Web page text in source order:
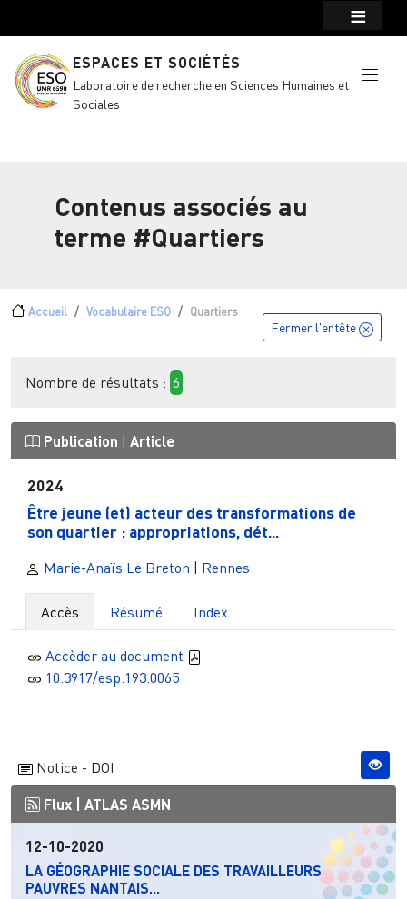
ESPACES ET SOCIÉTÉS
Laboratoire de recherche en Sciences Humaines et
Sociales
Contenus associés au
terme #Quartiers
Fil d'Ariane
Accueil Vocabulaire ESO Quartiers
Fermer l'entête
Nombre de résultats : 6
Publication Article
2024
Être jeune (et) acteur des transformations de
son quartier : appropriations, dét...
Marie-Anaïs Le Breton | Rennes
Accès Résumé Index
Accèder au document
10.3917/esp.193.0065
Notice - DOI
Flux | ATLAS ASMN
12-10-2020
LA GÉOGRAPHIE SOCIALE DES TRAVAILLEURS
PAUVRES NANTAIS...